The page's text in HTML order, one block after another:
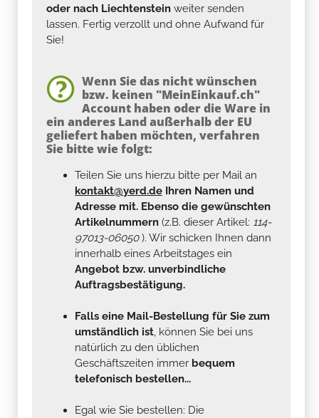
oder nach Liechtenstein weiter senden
lassen. Fertig verzollt und ohne Aufwand für
Sie!
Wenn Sie das nicht wünschen
bzw. keinen "MeinEinkauf.ch"
Account haben oder die Ware in
ein anderes Land außerhalb der EU
geliefert haben möchten, verfahren
Sie bitte wie folgt:
Teilen Sie uns hierzu bitte per Mail an
kontakt@yerd.de Ihren Namen und
Adresse mit. Ebenso die gewünschten
Artikelnummern (z.B. dieser Artikel: 114-
97013-06050). Wir schicken Ihnen dann
innerhalb eines Arbeitstages ein
Angebot bzw. unverbindliche
Auftragsbestätigung.
Falls eine Mail-Bestellung für Sie zum
umständlich ist, können Sie bei uns
natürlich zu den üblichen
Geschäftszeiten immer bequem
telefonisch bestellen...
Egal wie Sie bestellen: Die